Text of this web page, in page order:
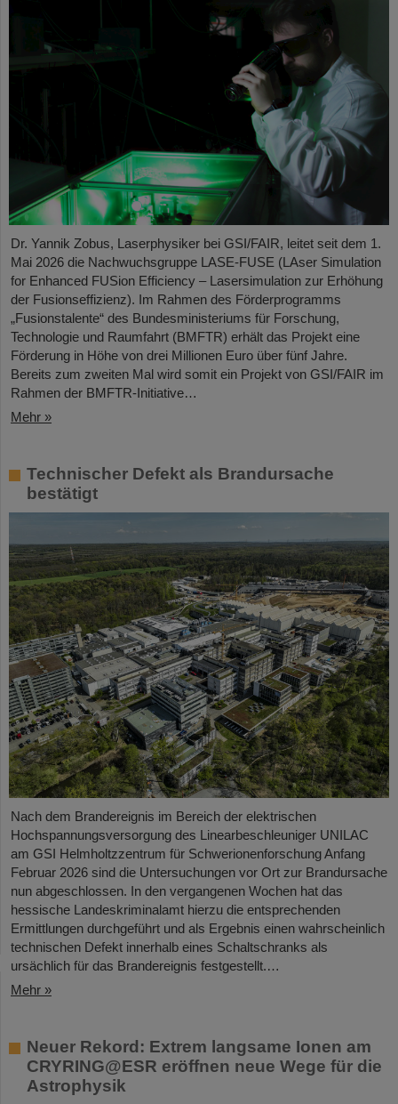
Dr. Yannik Zobus, Laserphysiker bei GSI/FAIR, leitet seit dem 1.
Mai 2026 die Nachwuchsgruppe LASE-FUSE (LAser Simulation
for Enhanced FUSion Efficiency – Lasersimulation zur Erhöhung
der Fusionseffizienz). Im Rahmen des Förderprogramms
„Fusionstalente“ des Bundesministeriums für Forschung,
Technologie und Raumfahrt (BMFTR) erhält das Projekt eine
Förderung in Höhe von drei Millionen Euro über fünf Jahre.
Bereits zum zweiten Mal wird somit ein Projekt von GSI/FAIR im
Rahmen der BMFTR-Initiative…
Mehr »
Technischer Defekt als Brandursache
bestätigt
Nach dem Brandereignis im Bereich der elektrischen
Hochspannungsversorgung des Linearbeschleuniger UNILAC
am GSI Helmholtzzentrum für Schwerionenforschung Anfang
Februar 2026 sind die Untersuchungen vor Ort zur Brandursache
nun abgeschlossen. In den vergangenen Wochen hat das
hessische Landeskriminalamt hierzu die entsprechenden
Ermittlungen durchgeführt und als Ergebnis einen wahrscheinlich
technischen Defekt innerhalb eines Schaltschranks als
ursächlich für das Brandereignis festgestellt.…
Mehr »
Neuer Rekord: Extrem langsame Ionen am
CRYRING@ESR eröffnen neue Wege für die
Astrophysik